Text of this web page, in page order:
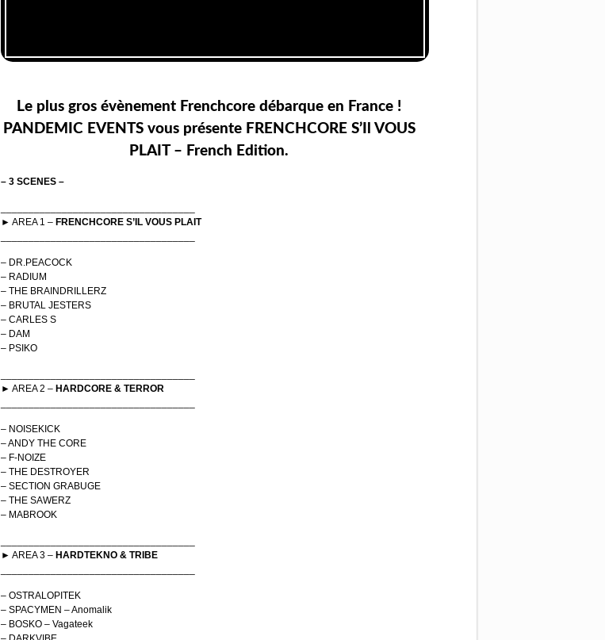
Le plus gros évènement Frenchcore débarque en France !
PANDEMIC EVENTS vous présente FRENCHCORE S’Il VOUS
PLAIT – French Edition.
– 3 SCENES –
► AREA 1 – FRENCHCORE S’IL VOUS PLAIT
– DR.PEACOCK
– RADIUM
– THE BRAINDRILLERZ
– BRUTAL JESTERS
– CARLES S
– DAM
– PSIKO
► AREA 2 – HARDCORE & TERROR
– NOISEKICK
– ANDY THE CORE
– F-NOIZE
– THE DESTROYER
– SECTION GRABUGE
– THE SAWERZ
– MABROOK
► AREA 3 – HARDTEKNO & TRIBE
– OSTRALOPITEK
– SPACYMEN – Anomalik
– BOSKO – Vagateek